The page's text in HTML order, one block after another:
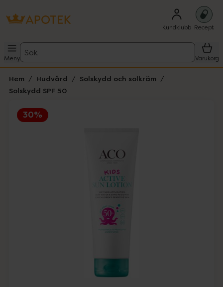
Kundklubb Recept
Meny
Sök
Varukorg
Hem Hudvård
Solskydd och solkräm
Solskydd SPF 50
30%